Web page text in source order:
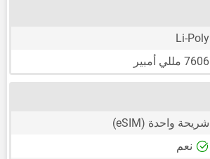
Li-Poly
7606 مللي أمبير
شريحة واحدة (eSIM)
نعم